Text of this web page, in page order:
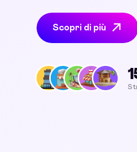
Scopri di più